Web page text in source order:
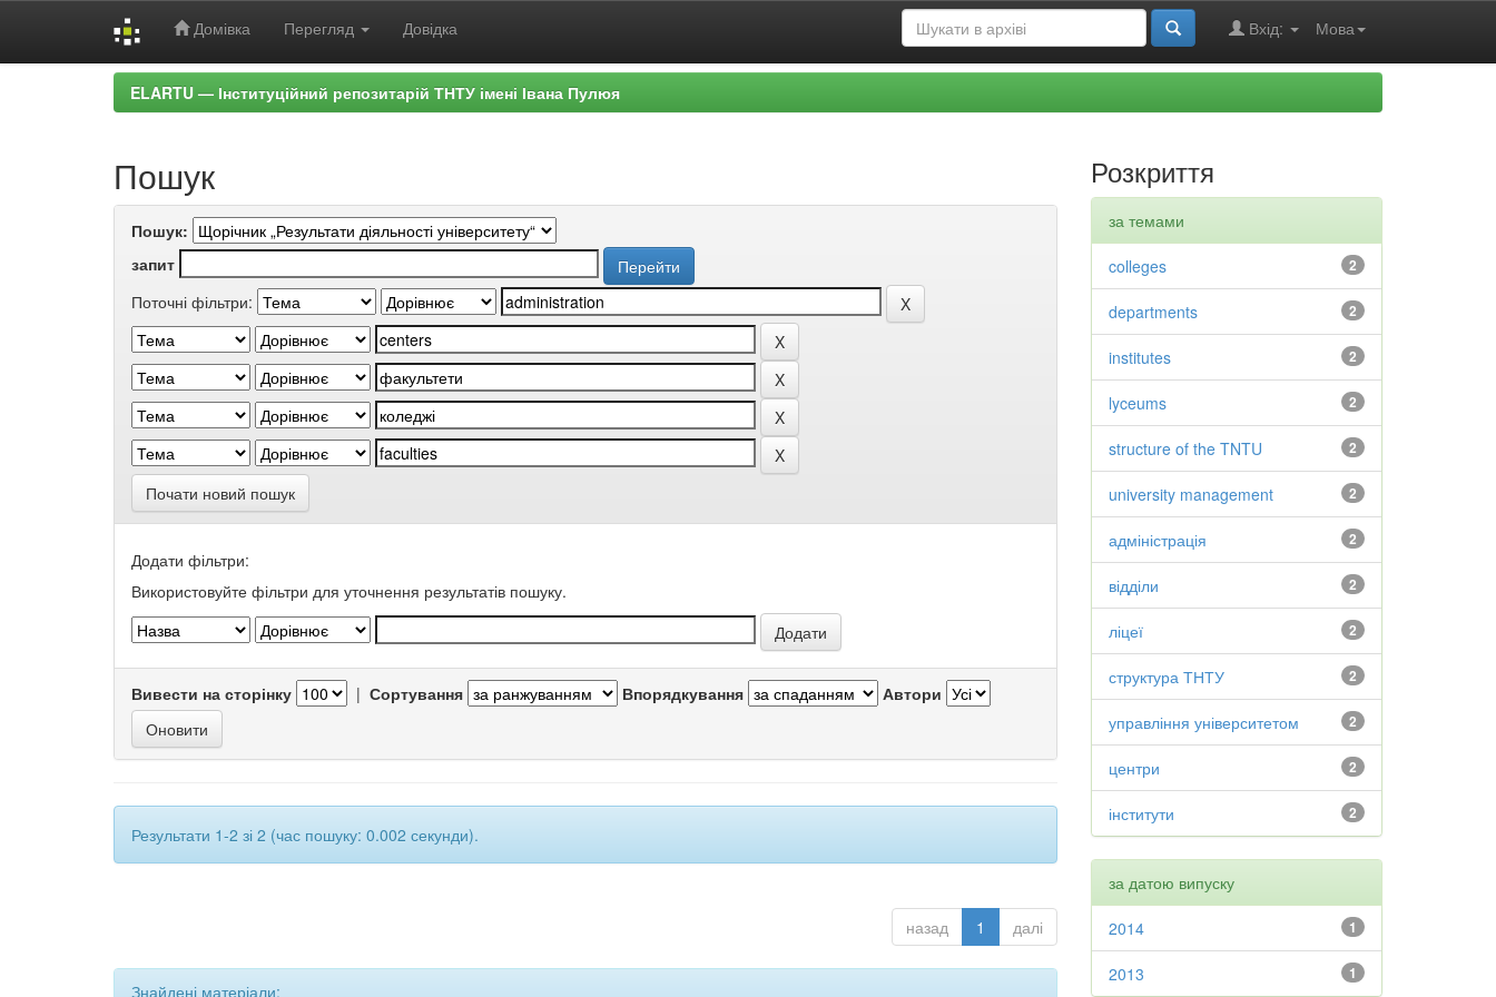
Домівка Перегляд Довідка Мова
Вхід:
ELARTU — Інституційний репозитарій ТНТУ імені Івана Пулюя
Пошук
Пошук:
запит
Поточні фільтри:
Почати новий пошук
Додати фільтри:
Використовуйте фільтри для уточнення результатів пошуку.
Вивести на сторінку | Сортування Впорядкування Автори
Результати 1-2 зі 2 (час пошуку: 0.002 секунди).
назад 1 далі
Знайдені матеріали:
Розкриття
за темами
2
colleges
2
departments
2
institutes
2
lyceums
2
structure of the TNTU
2
university management
2
адміністрація
2
відділи
2
ліцеї
2
структура ТНТУ
2
управління університетом
2
центри
2
інститути
за датою випуску
1
2014
1
2013